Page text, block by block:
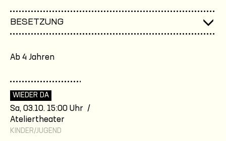
BESETZUNG
Ab 4 Jahren
WIEDER DA
Sa, 03.10. 15:00 Uhr /
Ateliertheater
KINDER/JUGEND